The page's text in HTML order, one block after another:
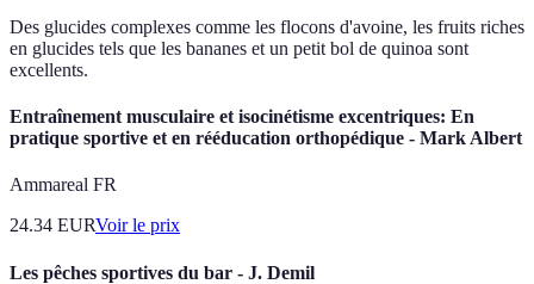
Des glucides complexes comme les flocons d'avoine, les fruits riches
en glucides tels que les bananes et un petit bol de quinoa sont
excellents.
Entraînement musculaire et isocinétisme excentriques: En
pratique sportive et en rééducation orthopédique - Mark Albert
Ammareal FR
24.34 EURVoir le prix
Les pêches sportives du bar - J. Demil